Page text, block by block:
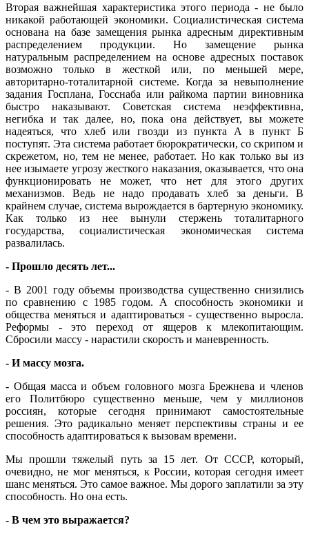
Вторая важнейшая характеристика этого периода - не было
никакой работающей экономики. Социалистическая система
основана на базе замещения рынка адресным директивным
распределением продукции. Но замещение рынка
натуральным распределением на основе адресных поставок
возможно только в жесткой или, по меньшей мере,
авторитарно-тоталитарной системе. Когда за невыполнение
задания Госплана, Госснаба или райкома партии виновника
быстро наказывают. Советская система неэффективна,
негибка и так далее, но, пока она действует, вы можете
надеяться, что хлеб или гвозди из пункта А в пункт Б
поступят. Эта система работает бюрократически, со скрипом и
скрежетом, но, тем не менее, работает. Но как только вы из
нее изымаете угрозу жесткого наказания, оказывается, что она
функционировать не может, что нет для этого других
механизмов. Ведь не надо продавать хлеб за деньги. В
крайнем случае, система вырождается в бартерную экономику.
Как только из нее вынули стержень тоталитарного
государства, социалистическая экономическая система
развалилась.
- Прошло десять лет...
- В 2001 году объемы производства существенно снизились
по сравнению с 1985 годом. А способность экономики и
общества меняться и адаптироваться - существенно выросла.
Реформы - это переход от ящеров к млекопитающим.
Сбросили массу - нарастили скорость и маневренность.
- И массу мозга.
- Общая масса и объем головного мозга Брежнева и членов
его Политбюро существенно меньше, чем у миллионов
россиян, которые сегодня принимают самостоятельные
решения. Это радикально меняет перспективы страны и ее
способность адаптироваться к вызовам времени.
Мы прошли тяжелый путь за 15 лет. От СССР, который,
очевидно, не мог меняться, к России, которая сегодня имеет
шанс меняться. Это самое важное. Мы дорого заплатили за эту
способность. Но она есть.
- В чем это выражается?